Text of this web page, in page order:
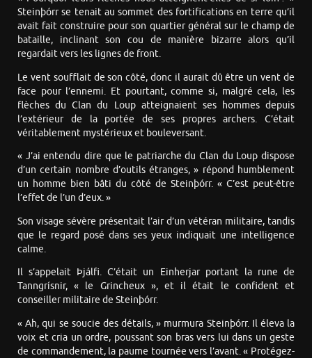
Steinþórr se tenait au sommet des fortifications en terre qu’il
avait fait construire pour son quartier général sur le champ de
bataille, inclinant son cou de manière bizarre alors qu’il
regardait vers les lignes de front.
Le vent soufflait de son côté, donc il aurait dû être un vent de
face pour l’ennemi. Et pourtant, comme si, malgré cela, les
flèches du Clan du Loup atteignaient ses hommes depuis
l’extérieur de la portée de ses propres archers. C’était
véritablement mystérieux et bouleversant.
« J’ai entendu dire que le patriarche du Clan du Loup dispose
d’un certain nombre d’outils étranges, » répond humblement
un homme bien bâti du côté de Steinþórr. « C’est peut-être
l’effet de l’un d’eux. »
Son visage sévère présentait l’air d’un vétéran militaire, tandis
que le regard posé dans ses yeux indiquait une intelligence
calme.
Il s’appelait Þjálfi. C’était un Einherjar portant la rune de
Tanngrísnir, « le Grincheux », et il était le confident et
conseiller militaire de Steinþórr.
« Ah, qui se soucie des détails, » murmura Steinþórr. Il éleva la
voix et cria un ordre, poussant son bras vers lui dans un geste
de commandement, la paume tournée vers l’avant. « Protégez-